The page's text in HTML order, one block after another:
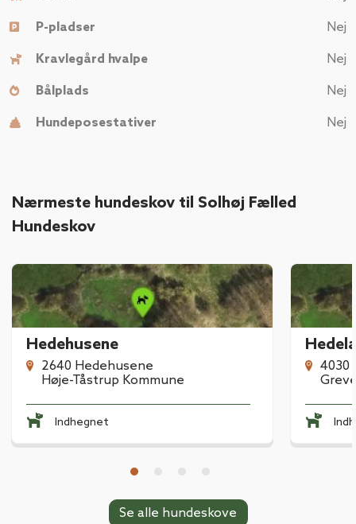
P-pladser Nej
Kravlegård hvalpe Nej
Bålplads Nej
Hundeposestativer Nej
Nærmeste hundeskov til Solhøj Fælled
Hundeskov
Hedehusene
2640 Hedehusene
Høje-Tåstrup Kommune
Indhegnet
4030
Se alle hundeskove